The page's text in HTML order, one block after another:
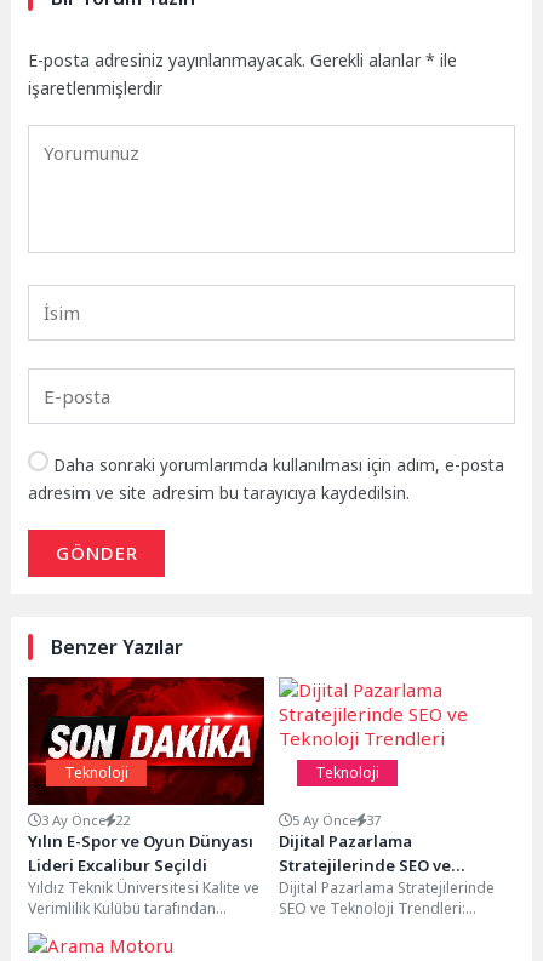
E-posta adresiniz yayınlanmayacak. Gerekli alanlar* ile
işaretlenmişlerdir
Daha sonraki yorumlarımda kullanılması için adım, e-posta
adresim ve site adresim bu tarayıcıya kaydedilsin.
GÖNDER
Benzer Yazılar
Teknoloji
3 Ay Önce 22
Yılın E-Spor ve Oyun Dünyası
Lideri Excalibur Seçildi
Yıldız Teknik Üniversitesi Kalite ve
Verimlilik Kulübü tarafından
düzenlenen Yıldız İş Dünyası
Ödülleri sahiplerini buldu....
Teknoloji
5 Ay Önce 37
Dijital Pazarlama
Stratejilerinde SEO ve
Teknoloji Trendleri
Dijital Pazarlama Stratejilerinde
SEO ve Teknoloji Trendleri: